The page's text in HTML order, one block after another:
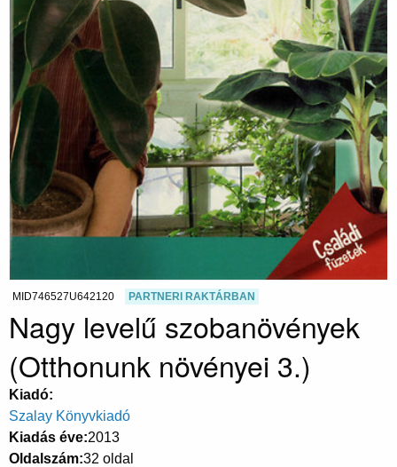
MID746527U642120 PARTNERI RAKTÁRBAN
Nagy levelű szobanövények
(Otthonunk növényei 3.)
Kiadó
Szalay Könyvkiadó
Kiadás éve 2013
Oldalszám 32 oldal